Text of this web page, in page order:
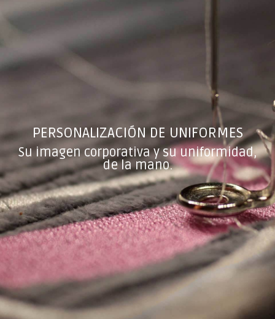
PERSONALIZACIÓN DE UNIFORMES
Su imagen corporativa y su uniformidad,
de la mano.